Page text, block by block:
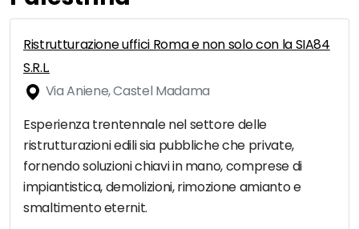
Ristrutturazione uffici Roma e non solo con la SIA84
S.R.L.
Via Aniene, Castel Madama
Esperienza trentennale nel settore delle
ristrutturazioni edili sia pubbliche che private,
fornendo soluzioni chiavi in mano, comprese di
impiantistica, demolizioni, rimozione amianto e
smaltimento eternit.